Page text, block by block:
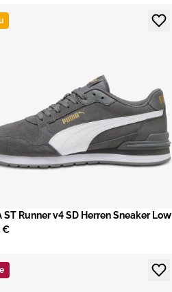
ST Runner v4 SD Herren Sneaker Low
€